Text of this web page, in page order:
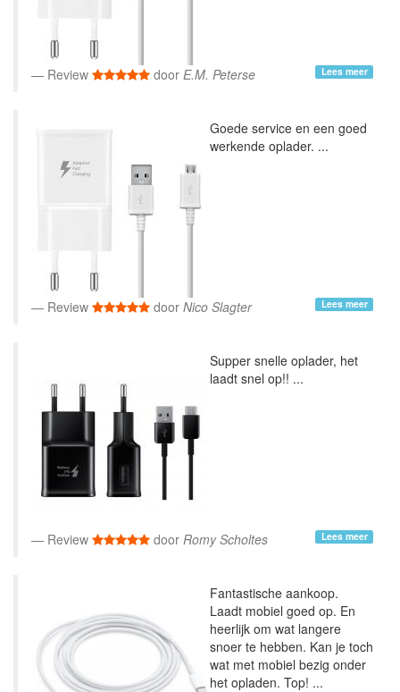
Review door E.M. Peterse Lees meer
Goede service en een goed
werkende oplader. ...
Review door Nico Slagter Lees meer
Supper snelle oplader, het
laadt snel op!! ...
Review door Romy Scholtes Lees meer
Fantastische aankoop.
Laadt mobiel goed op. En
heerlijk om wat langere
snoer te hebben. Kan je toch
wat met mobiel bezig onder
het opladen. Top! ...